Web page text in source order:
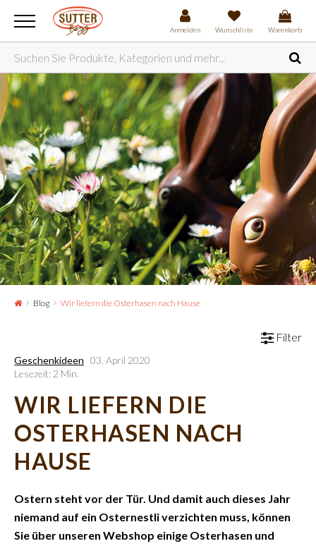
Anmelden Wunschliste Warenkorb
Blog Wir liefern die Osterhasen nach Hause
Filter
Geschenkideen 03. April 2020
Lesezeit: 2 Min.
WIR LIEFERN DIE
OSTERHASEN NACH
HAUSE
Ostern steht vor der Tür. Und damit auch dieses Jahr
niemand auf ein Osternestli verzichten muss, können
Sie über unseren Webshop einige Osterhasen und